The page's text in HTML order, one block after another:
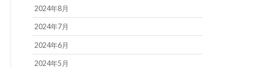
2024年8月
2024年7月
2024年6月
2024年5月